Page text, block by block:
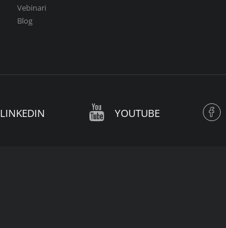
Vebinari
Blog
LINKEDIN YOUTUBE